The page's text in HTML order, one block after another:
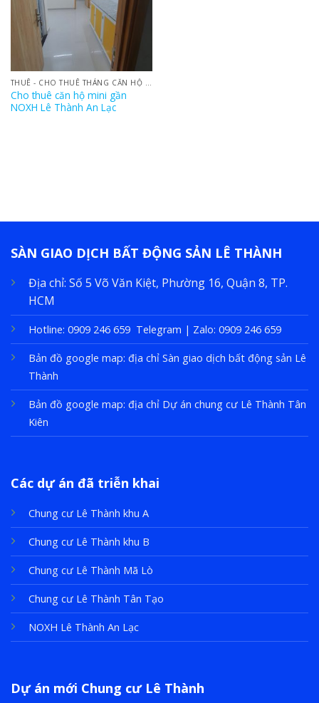
THUÊ - CHO THUÊ THÁNG CĂN HỘ NOXH LÊ THÀNH AN LẠC
Cho thuê căn hộ mini gần
NOXH Lê Thành An Lạc
SÀN GIAO DỊCH BẤT ĐỘNG SẢN LÊ THÀNH
Địa chỉ: Số 5 Võ Văn Kiệt, Phường 16, Quận 8, TP.
HCM
Hotline: 0909 246 659 Telegram | Zalo: 0909 246 659
Bản đồ google map: địa chỉ Sàn giao dịch bất động sản Lê
Thành
Bản đồ google map: địa chỉ Dự án chung cư Lê Thành Tân
Kiên
Các dự án đã triễn khai
Chung cư Lê Thành khu A
Chung cư Lê Thành khu B
Chung cư Lê Thành Mã Lò
Chung cư Lê Thành Tân Tạo
NOXH Lê Thành An Lạc
Dự án mới Chung cư Lê Thành